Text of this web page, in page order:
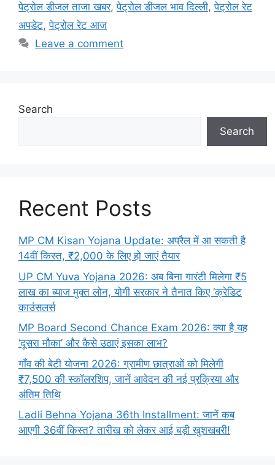
पेट्रोल डीजल ताजा खबर,पेट्रोल डीजल भाव दिल्ली,पेट्रोल रेट
अपडेट,पेट्रोल रेट आज
Leave a comment
Search
Search
Recent Posts
MP CM Kisan Yojana Update: अप्रैल में आ सकती है
14वीं किस्त, ₹2,000 के लिए हो जाएं तैयार
UP CM Yuva Yojana 2026: अब बिना गारंटी मिलेगा ₹5
लाख का ब्याज मुक्त लोन, योगी सरकार ने तैनात किए ‘क्रेडिट
काउंसलर्स
MP Board Second Chance Exam 2026: क्या है यह
‘दूसरा मौका’ और कैसे उठाएं इसका लाभ?
गाँव की बेटी योजना 2026: ग्रामीण छात्राओं को मिलेगी
₹7,500 की स्कॉलरशिप, जानें आवेदन की नई प्रक्रिया और
अंतिम तिथि
Ladli Behna Yojana 36th Installment: जानें कब
आएगी 36वीं किस्त? तारीख को लेकर आई बड़ी खुशखबरी!